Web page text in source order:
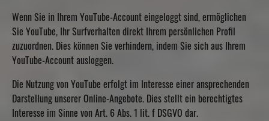
Wenn Sie in Ihrem YouTube-Account eingeloggt sind, ermöglichen
Sie YouTube, Ihr Surfverhalten direkt Ihrem persönlichen Profil
zuzuordnen. Dies können Sie verhindern, indem Sie sich aus Ihrem
YouTube-Account ausloggen.
Die Nutzung von YouTube erfolgt im Interesse einer ansprechenden
Darstellung unserer Online-Angebote. Dies stellt ein berechtigtes
Interesse im Sinne von Art. 6 Abs. 1 lit. f DSGVO dar.